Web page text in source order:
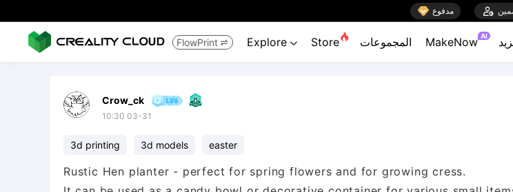
 مدفوع 
FlowPrint  Explore  Store المجموعات MakeNow AI
Crow_ck
10:30 03-31
3d printing 3d models easter
Rustic Hen planter - perfect for spring flowers and for growing cress.